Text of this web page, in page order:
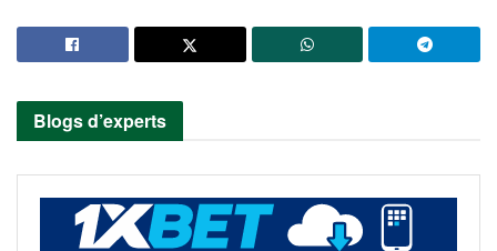
Blogs d’experts